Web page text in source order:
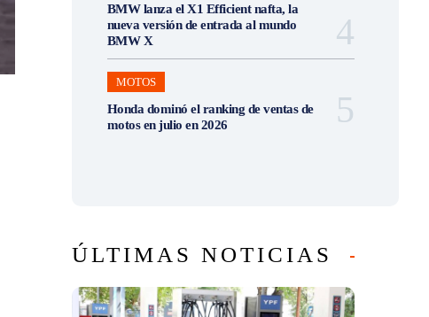
BMW lanza el X1 Efficient nafta, la
nueva versión de entrada al mundo
BMW X
MOTOS
Honda dominó el ranking de ventas de
motos en julio en 2026
ÚLTIMAS NOTICIAS